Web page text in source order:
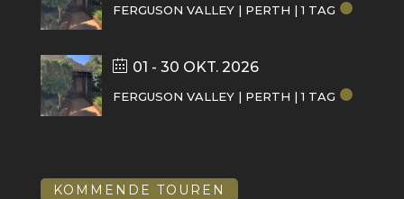
FERGUSON VALLEY | PERTH | 1 TAG
01 - 30 OKT. 2026
FERGUSON VALLEY | PERTH | 1 TAG
KOMMENDE TOUREN